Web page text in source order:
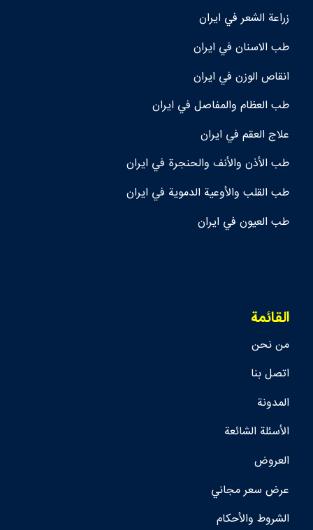
زراعة الشعر في ايران
طب الاسنان في ايران
انقاص الوزن في ايران
طب العظام والمفاصل في ايران
علاج العقم في ايران
طب الأذن والأنف والحنجرة في ايران
طب القلب والأوعية الدموية في ايران
طب العيون في ايران
القائمة
من نحن
اتصل بنا
المدونة
الأسئلة الشائعة
العروض
عرض سعر مجاني
الشروط والأحكام